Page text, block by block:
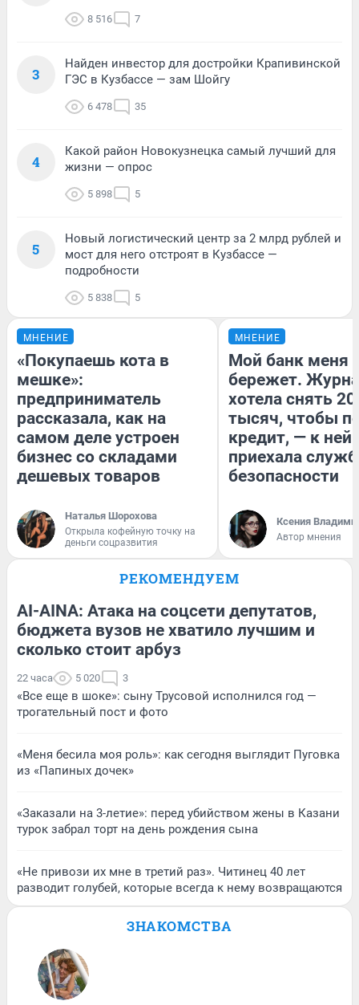
8 516 7
3
Найден инвестор для достройки Крапивинской
ГЭС в Кузбассе — зам Шойгу
6 478 35
4
Какой район Новокузнецка самый лучший для
жизни — опрос
5 898 5
5
Новый логистический центр за 2 млрд рублей и
мост для него отстроят в Кузбассе —
подробности
5 838 5
МНЕНИЕ
«Покупаешь кота в
мешке»:
предприниматель
рассказала, как на
самом деле устроен
бизнес со складами
дешевых товаров
Наталья Шорохова
Открыла кофейную точку на
деньги соцразвития
МНЕНИЕ
Мой банк меня
бережет.
хотела снять
тысяч, чтобы
кредит, — к
приехала
безопасности
Ксения
Автор мнения
РЕКОМЕНДУЕМ
AI-AINA: Атака на соцсети депутатов,
бюджета вузов не хватило лучшим и
сколько стоит арбуз
22 часа 5 020 3
«Все еще в шоке»: сыну Трусовой исполнился год —
трогательный пост и фото
«Меня бесила моя роль»: как сегодня выглядит Пуговка
из «Папиных дочек»
«Заказали на 3-летие»: перед убийством жены в Казани
турок забрал торт на день рождения сына
«Не привози их мне в третий раз». Читинец 40 лет
разводит голубей, которые всегда к нему возвращаются
ЗНАКОМСТВА